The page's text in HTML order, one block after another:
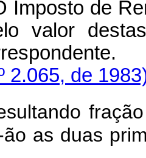
Imposto de
valor
2.065, de
as duas